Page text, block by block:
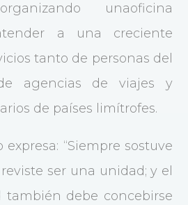
unaoficina
a una creciente
tanto de personas del
agencias de viajes y
de países limítrofes.
“Siempre sostuve
ser una unidad; y el
también debe concebirse